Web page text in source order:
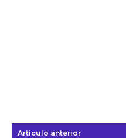
Artículo anterior